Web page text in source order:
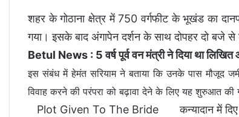
शहर के गोठाना क्षेत्र में 750 वर्गफीट के भूखंड का
गया। इसके बाद अंगापेन दर्शन के साथ दोपहर दो बजे से
Betul News : 5 वर्ष पूर्व वन मंत्री ने दिया था
इस संबंध में हेमंत सरियाम ने बताया कि उनके पास मौजूद
विवाह करने की परंपरा को बढ़ावा देने के लिए यह शुरुआत की
Plot Given To The Bride कन्यादान में